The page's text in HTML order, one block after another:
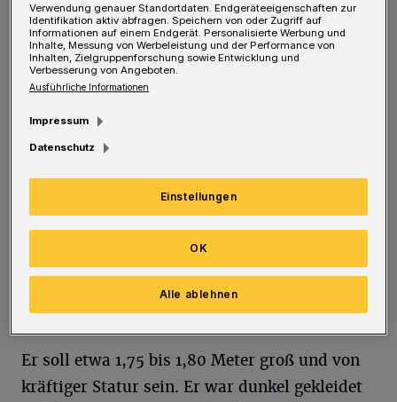
G
dem Park in Elberfeld auf einen
Unbekannten, der sie unvermittelt schubste
und versuchte zu schlagen. Im Anschluss griff
der Räuber in die Jackentasche seines Opfers
Portemonnaie. Danach flüchtete er in
unbekannte Richtung.
Er soll etwa 1,75 bis 1,80 Meter groß und von
kräftiger Statur sein. Er war dunkel gekleidet
Verwendung genauer Standortdaten. Endgeräteeigenschaften zur
Identifikation aktiv abfragen. Speichern von oder Zugriff auf
Informationen auf einem Endgerät. Personalisierte Werbung und
Inhalte, Messung von Werbeleistung und der Performance von
Inhalten, Zielgruppenforschung sowie Entwicklung und
Verbesserung von Angeboten.
Ausführliche Informationen
Impressum
Datenschutz
Einstellungen
Alle ablehnen
OK